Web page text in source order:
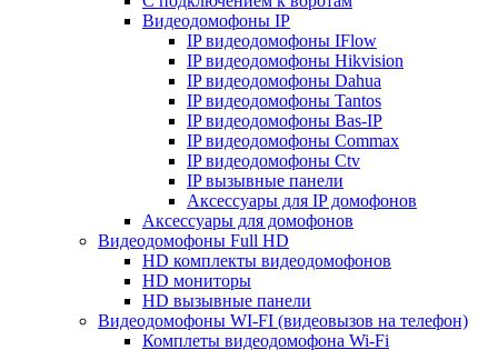
Видеодомофоны IP
IP видеодомофоны IFlow
IP видеодомофоны Hikvision
IP видеодомофоны Dahua
IP видеодомофоны Tantos
IP видеодомофоны Bas-IP
IP видеодомофоны Commax
IP видеодомофоны Ctv
IP вызывные панели
Аксессуары для IP домофонов
Аксессуары для домофонов
Видеодомофоны Full HD
HD комплекты видеодомофонов
HD мониторы
HD вызывные панели
Видеодомофоны WI-FI (видеовызов на телефон)
Комплеты видеодомофона Wi-Fi